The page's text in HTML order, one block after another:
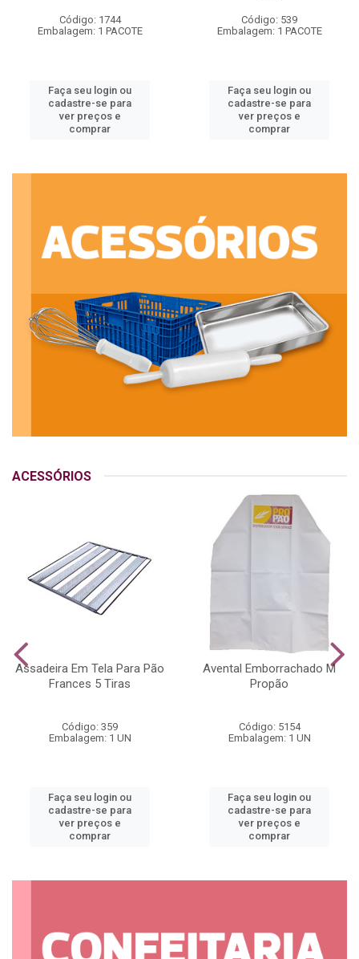
Código: 1744
Embalagem: 1 PACOTE
Faça seu login ou
cadastre-se para
ver preços e
comprar
Código: 539
Embalagem: 1 PACOTE
Faça seu login ou
cadastre-se para
ver preços e
comprar
ACESSÓRIOS
Assadeira Em Tela Para Pão
Frances 5 Tiras
Código: 359
Embalagem: 1 UN
Faça seu login ou
cadastre-se para
ver preços e
comprar
Avental Emborrachado M
Propão
Código: 5154
Embalagem: 1 UN
Faça seu login ou
cadastre-se para
ver preços e
comprar